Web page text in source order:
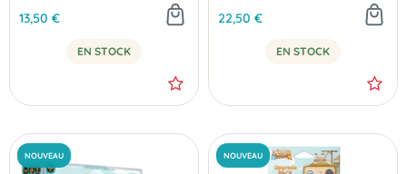
13,50 €
EN STOCK
22,50 €
EN STOCK